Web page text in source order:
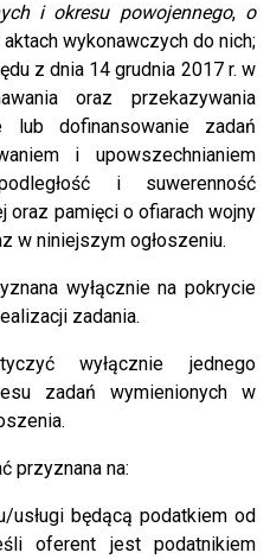
i okresu powojennego, o
aktach wykonawczych do nich;
z dnia 14 grudnia 2017 r. w
oraz przekazywania
lub dofinansowanie zadań
i upowszechnianiem
i suwerenność
pamięci o ofiarach wojny
w niniejszym ogłoszeniu.
wyłącznie na pokrycie
zadania.
wyłącznie jednego
zadań wymienionych w
przyznana na:
usługi będącą podatkiem od
oferent jest podatnikiem